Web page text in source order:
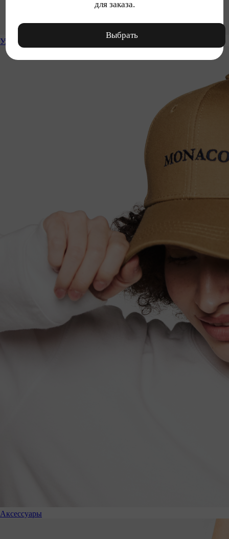
Уход
Аксессуары
для заказа.
Выбрать